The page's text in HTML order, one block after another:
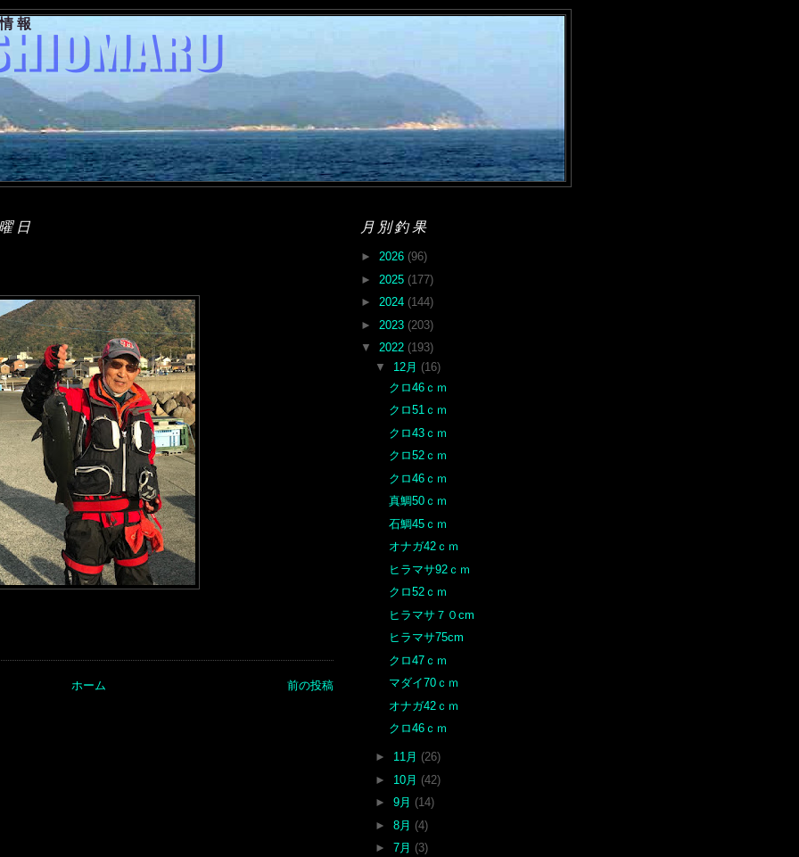
報
日
前の投稿
ホーム
月別釣果
► 2026 (96)
► 2025 (177)
► 2024 (144)
► 2023 (203)
▼ 2022 (193)
▼ 12月 (16)
クロ46ｃｍ
クロ51ｃｍ
クロ43ｃｍ
クロ52ｃｍ
クロ46ｃｍ
真鯛50ｃｍ
石鯛45ｃｍ
オナガ42ｃｍ
ヒラマサ92ｃｍ
クロ52ｃｍ
ヒラマサ７０cm
ヒラマサ75cm
クロ47ｃｍ
マダイ70ｃｍ
オナガ42ｃｍ
クロ46ｃｍ
► 11月 (26)
► 10月 (42)
► 9月 (14)
► 8月 (4)
► 7月 (3)